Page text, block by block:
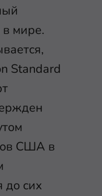
мире.
Standard
США в
до сих